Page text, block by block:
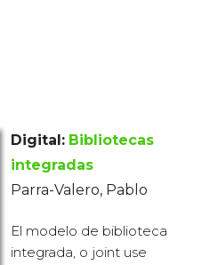
Digital: Bibliotecas
integradas
Parra-Valero, Pablo
El modelo de biblioteca
integrada, o joint use